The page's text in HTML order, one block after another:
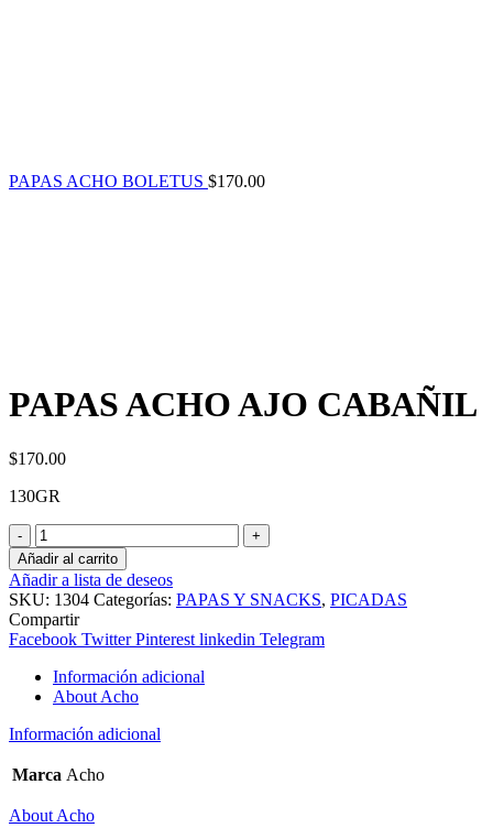
PAPAS ACHO BOLETUS $170.00
PAPAS ACHO AJO CABAÑIL
$170.00
130GR
PAPAS
ACHO
AJO
CABAÑIL
cantidad
Añadir al carrito
Añadir a lista de deseos
SKU: 1304 Categorías: PAPAS Y SNACKS, PICADAS
Compartir
Facebook Twitter Pinterest linkedin Telegram
Información adicional
About Acho
Información adicional
Marca Acho
About Acho